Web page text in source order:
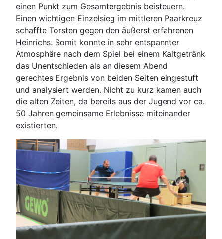
einen Punkt zum Gesamtergebnis beisteuern.
Einen wichtigen Einzelsieg im mittleren Paarkreuz
schaffte Torsten gegen den äußerst erfahrenen
Heinrichs. Somit konnte in sehr entspannter
Atmosphäre nach dem Spiel bei einem Kaltgetränk
das Unentschieden als an diesem Abend
gerechtes Ergebnis von beiden Seiten eingestuft
und analysiert werden. Nicht zu kurz kamen auch
die alten Zeiten, da bereits aus der Jugend vor ca.
50 Jahren gemeinsame Erlebnisse miteinander
existierten.